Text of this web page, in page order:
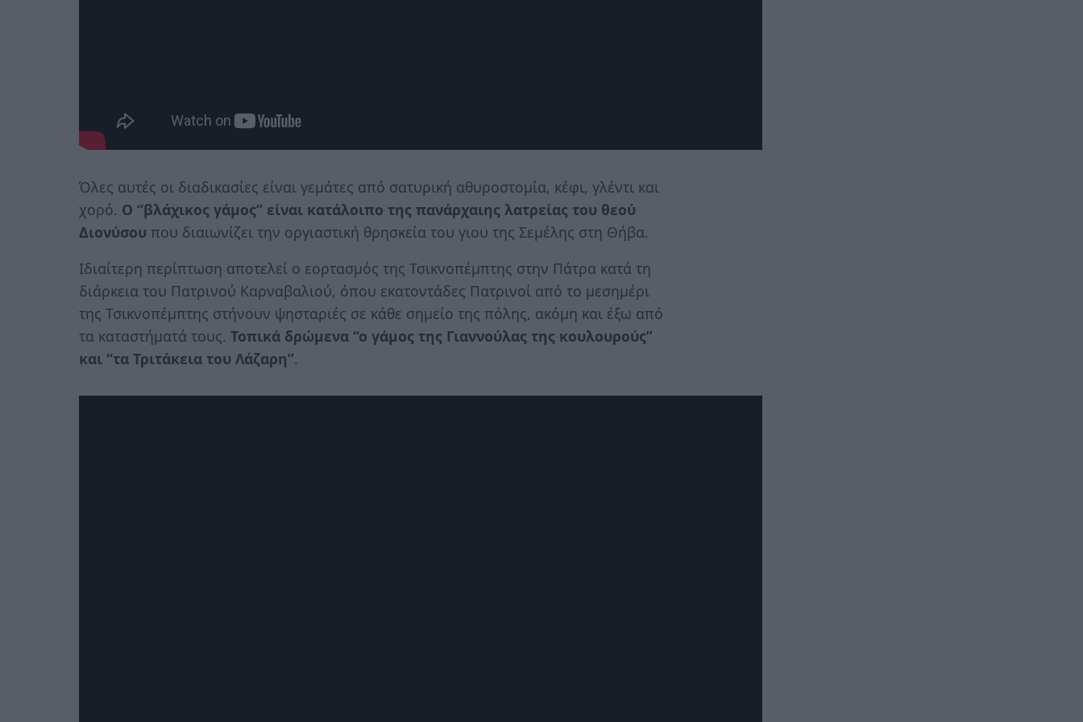
Όλες αυτές οι διαδικασίες είναι γεμάτες από σατυρική αθυροστομία, κέφι, γλέντι και
χορό. Ο “βλάχικος γάμος” είναι κατάλοιπο της πανάρχαιης λατρείας του θεού
Διονύσου που διαιωνίζει την οργιαστική θρησκεία του γιου της Σεμέλης στη Θήβα.
Ιδιαίτερη περίπτωση αποτελεί ο εορτασμός της Τσικνοπέμπτης στην Πάτρα κατά τη
διάρκεια του Πατρινού Καρναβαλιού, όπου εκατοντάδες Πατρινοί από το μεσημέρι
της Τσικνοπέμπτης στήνουν ψησταριές σε κάθε σημείο της πόλης, ακόμη και έξω από
τα καταστήματά τους. Τοπικά δρώμενα “ο γάμος της Γιαννούλας της κουλουρούς”
και “τα Τριτάκεια του Λάζαρη”.